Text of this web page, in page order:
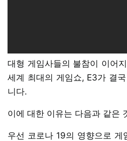
대형 게임사들의 불참이 이어
세계 최대의 게임쇼, E3가 결
니다.
이에 대한 이유는 다음과 같은
우선 코로나 19의 영향으로 게